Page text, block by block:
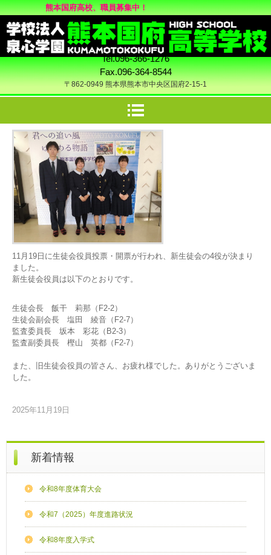
熊本国府高校、職員募集中！
Tel.096-366-1276
Fax.096-364-8544
〒862-0949 熊本県熊本市中央区国府2-15-1
11月19日に生徒会役員投票・開票が行われ、新生徒会の4役が決まり
ました。
新生徒会役員は以下のとおりです。
生徒会長 飯干 莉那（F2-2）
生徒会副会長 塩田 綾音（F2-7）
監査委員長 坂本 彩花（B2-3）
監査副委員長 樫山 英都（F2-7）
また、旧生徒会役員の皆さん、お疲れ様でした。ありがとうございま
した。
2025年11月19日
新着情報
令和8年度体育大会
令和7（2025）年度進路状況
令和8年度入学式